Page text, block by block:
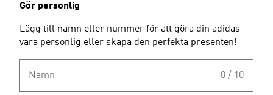
Gör personlig
Lägg till namn eller nummer för att göra din adidas
vara personlig eller skapa den perfekta presenten!
Namn 0 / 10